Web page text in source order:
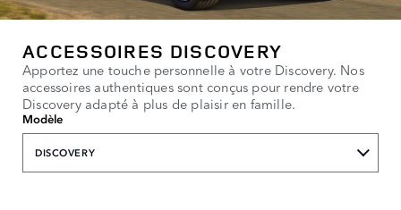
ACCESSOIRES DISCOVERY
Apportez une touche personnelle à votre Discovery. Nos
accessoires authentiques sont conçus pour rendre votre
Discovery adapté à plus de plaisir en famille.
Modèle
DISCOVERY